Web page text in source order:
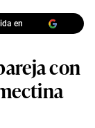
en
con